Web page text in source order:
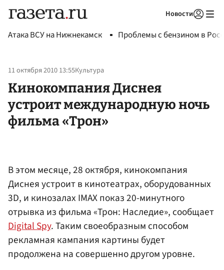
Новости
Атака ВСУ на Нижнекамск Проблемы с бензином в
11 октября 2010 13:55Культура
Кинокомпания Диснея
устроит международную ночь
фильма «Трон»
В этом месяце, 28 октября, кинокомпания
Диснея устроит в кинотеатрах, оборудованных
3D, и кинозалах IMAX показ 20-минутного
отрывка из фильма «Трон: Наследие», сообщает
Digital Spy. Таким своеобразным способом
рекламная кампания картины будет
продолжена на совершенно другом уровне.